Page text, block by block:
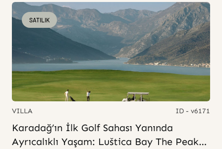
SATILIK
VILLA ID - v6171
Karadağ’ın İlk Golf Sahası Yanında
Ayrıcalıklı Yaşam: Luštica Bay The Peaks